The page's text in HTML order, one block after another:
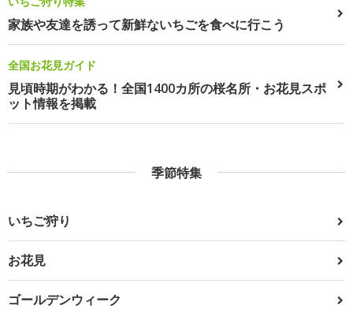
家族や友達を誘って新鮮ないちごを食べに行こう
全国お花見ガイド
見頃時期がわかる！全国1400カ所の桜名所・お花見スポ
ット情報を掲載
季節特集
いちご狩り
お花見
ゴールデンウィーク